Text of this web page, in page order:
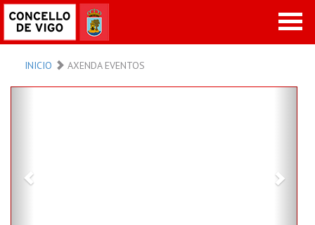
INICIO AXENDA EVENTOS